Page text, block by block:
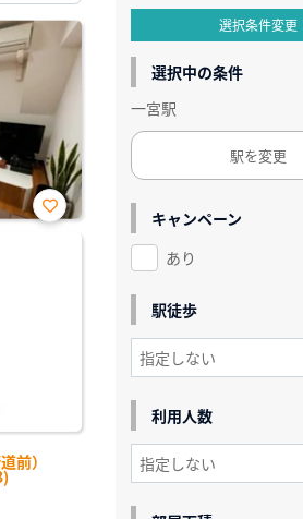
前）
お気
選択条件変更
選択中の条件
一宮駅
駅を変更
キャンペーン
あり
駅徒歩
利用人数